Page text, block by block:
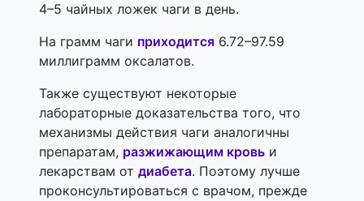
4–5 чайных ложек чаги в день.
На грамм чаги приходится 6.72–97.59
миллиграмм оксалатов.
Также существуют некоторые
лабораторные доказательства того, что
механизмы действия чаги аналогичны
препаратам, разжижающим кровь и
лекарствам от диабета. Поэтому лучше
проконсультироваться с врачом, прежде